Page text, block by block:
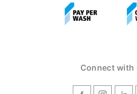
Connect with